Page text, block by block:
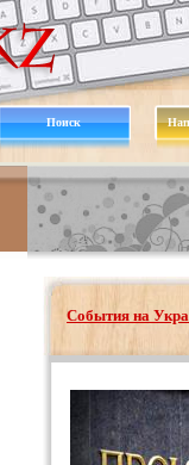
Поиск
События на